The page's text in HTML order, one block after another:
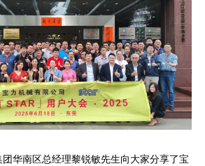
华南区总经理黎锐敏先生向大家分享了宝